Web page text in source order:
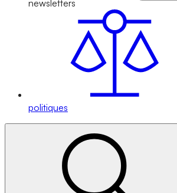
newsletters
politiques